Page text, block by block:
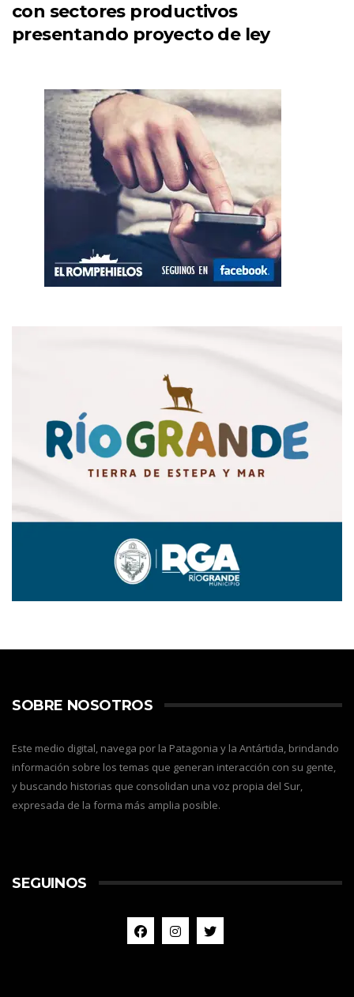
con sectores productivos
presentando proyecto de ley
SOBRE NOSOTROS
Este medio digital, navega por la Patagonia y la Antártida, brindando
información sobre los temas que generan interacción con su gente,
y buscando historias que consolidan una voz propia del Sur,
expresada de la forma más amplia posible.
SEGUINOS